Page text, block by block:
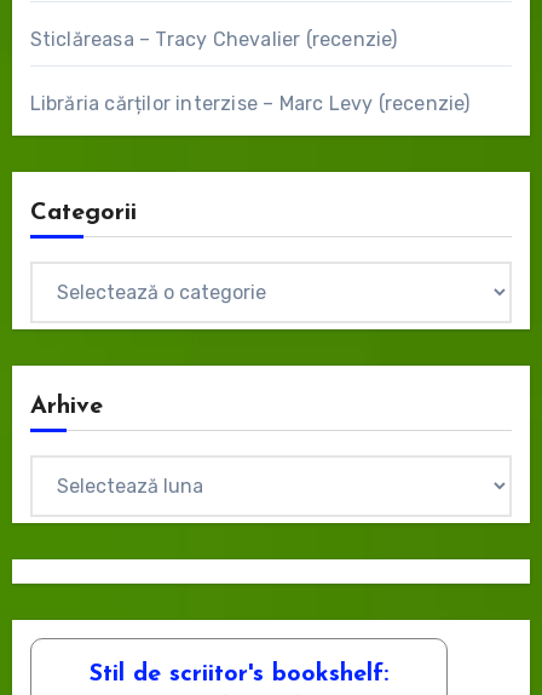
Sticlăreasa – Tracy Chevalier (recenzie)
Librăria cărților interzise – Marc Levy (recenzie)
Categorii
Arhive
Stil de scriitor's bookshelf: